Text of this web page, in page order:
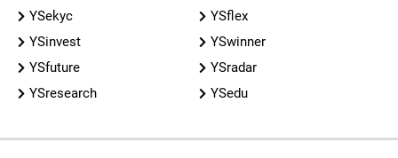
YSekyc
YSflex
YSinvest
YSwinner
YSfuture
YSradar
YSresearch
YSedu